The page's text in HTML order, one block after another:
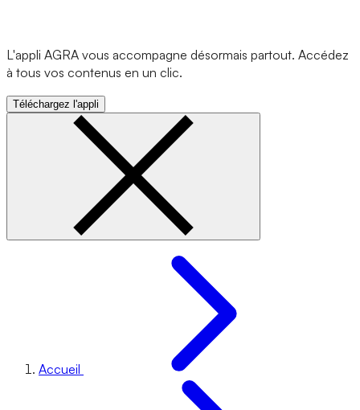
L'appli AGRA vous accompagne désormais partout. Accédez
à tous vos contenus en un clic.
Téléchargez l'appli
Accueil